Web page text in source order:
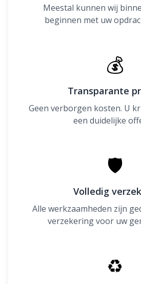
Meestal kunnen wij
beginnen met uw
💰
Transparante
Geen verborgen kosten. U
een duidelijke
🛡
Volledig
Alle werkzaamheden zijn
verzekering voor uw
♻